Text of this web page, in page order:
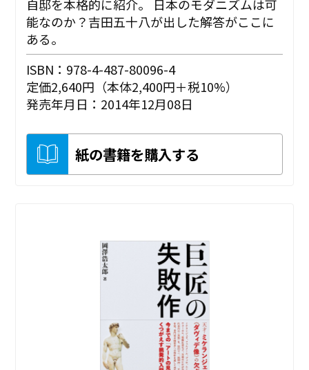
自邸を本格的に紹介。 日本のモダニズムは可
能なのか？吉田五十八が出した解答がここに
ある。
ISBN：978-4-487-80096-4
定価2,640円（本体2,400円＋税10%）
発売年月日：2014年12月08日
紙の書籍を購入する